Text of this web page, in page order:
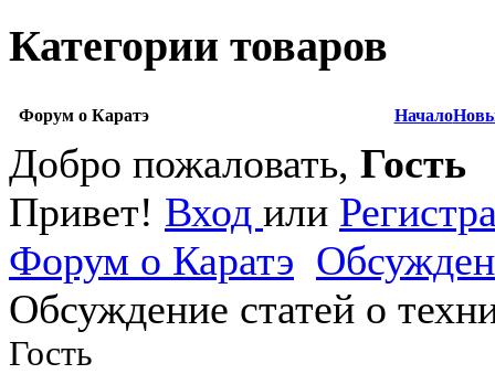
Категории товаров
Форум о Каратэ Начало
Добро пожаловать, Гость
Привет! Вход или
Форум о Каратэ
Обсуждение статей о
Гость